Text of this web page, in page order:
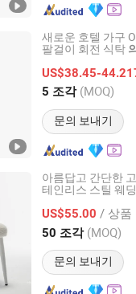
새로운 호텔 가구
팔걸이 회전 식탁
US$38.45-
5 조각 (MOQ)
문의 보내기
Furniture
이후
아름답고 간단한
테인리스 스틸 웨
US$55.00 / 상품
50 조각 (MOQ)
문의 보내기
Furniture Co., Ltd
이후 2026